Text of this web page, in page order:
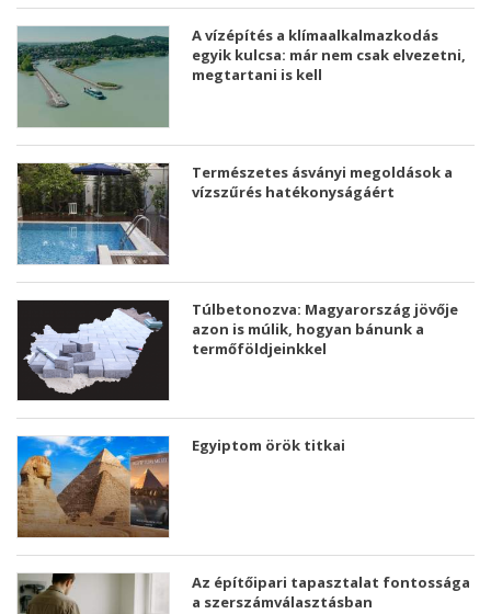
A vízépítés a klímaalkalmazkodás
egyik kulcsa: már nem csak elvezetni,
megtartani is kell
Természetes ásványi megoldások a
vízszűrés hatékonyságáért
Túlbetonozva: Magyarország jövője
azon is múlik, hogyan bánunk a
termőföldjeinkkel
Egyiptom örök titkai
Az építőipari tapasztalat fontossága
a szerszámválasztásban